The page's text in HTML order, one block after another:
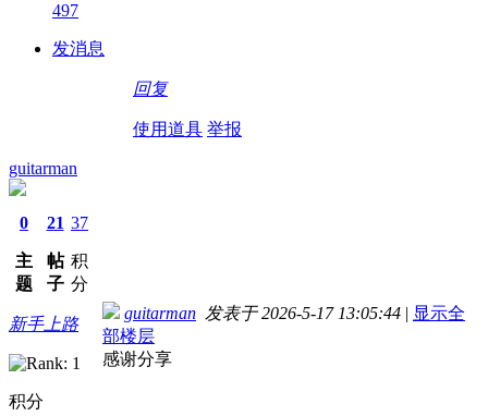
497
发消息
回复
使用道具 举报
guitarman
0
主
题
21
帖
子
37
积
分
新手上路
积分
guitarman 发表于 2026-5-17 13:05:44 | 显示全
部楼层
感谢分享